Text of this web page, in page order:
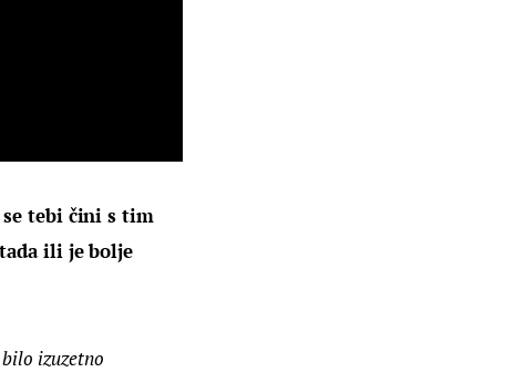
se tebi čini s tim
ili je bolje
izuzetno